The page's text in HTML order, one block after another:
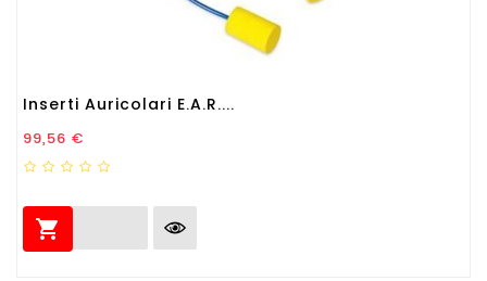
Inserti Auricolari E.A.R....
Prezzo
99,56 €
